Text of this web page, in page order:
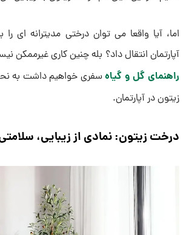
اما، آیا واقعا می توان درختی مدیترانه ای
آپارتمان انتقال داد؟ بله چنین کاری غیرممکن
راهنمای گل و گیاهسفری خواهیم داشت به
زیتون در آپارتمان.
درخت زیتون: نمادی از زیبایی،